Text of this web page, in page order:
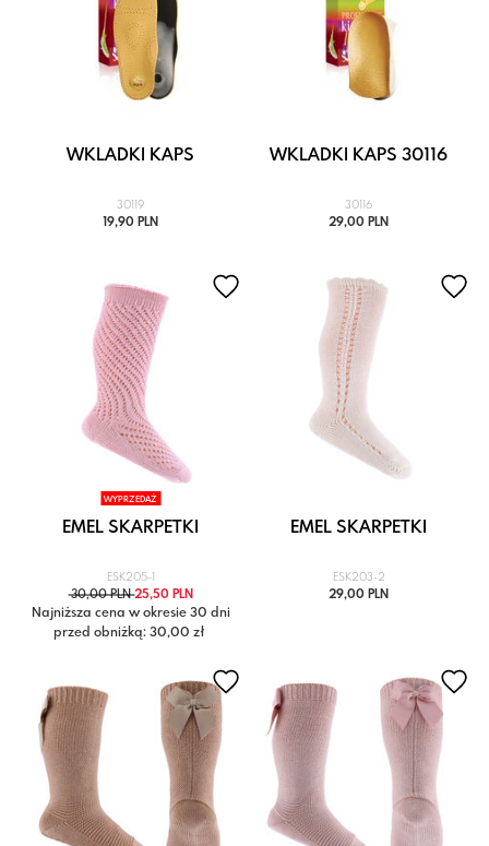
WKLADKI KAPS
30119
19,90 PLN
WKLADKI KAPS 30116
30116
29,00 PLN
WYPRZEDAŻ
EMEL SKARPETKI
ESK205-1
30,00 PLN25,50 PLN
Najniższa cena w okresie 30 dni
przed obniżką: 30,00 zł
EMEL SKARPETKI
ESK203-2
29,00 PLN